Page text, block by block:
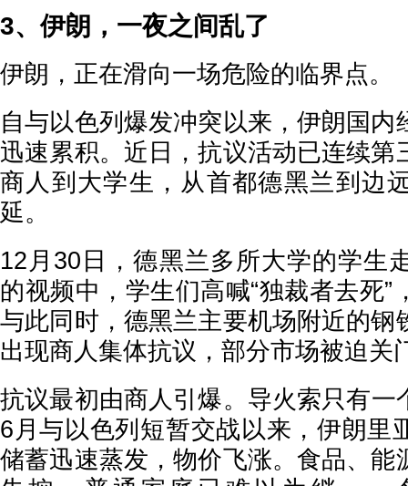
3、伊朗，一夜之间乱了
伊朗，正在滑向一场危险的临界点。
自与以色列爆发冲突以来，伊朗国内
迅速累积。近日，抗议活动已连续第
商人到大学生，从首都德黑兰到边
延。
12月30日，德黑兰多所大学的学生
的视频中，学生们高喊“独裁者去死”
与此同时，德黑兰主要机场附近的钢
出现商人集体抗议，部分市场被迫关
抗议最初由商人引爆。导火索只有
6月与以色列短暂交战以来，伊朗里
储蓄迅速蒸发，物价飞涨。食品、能